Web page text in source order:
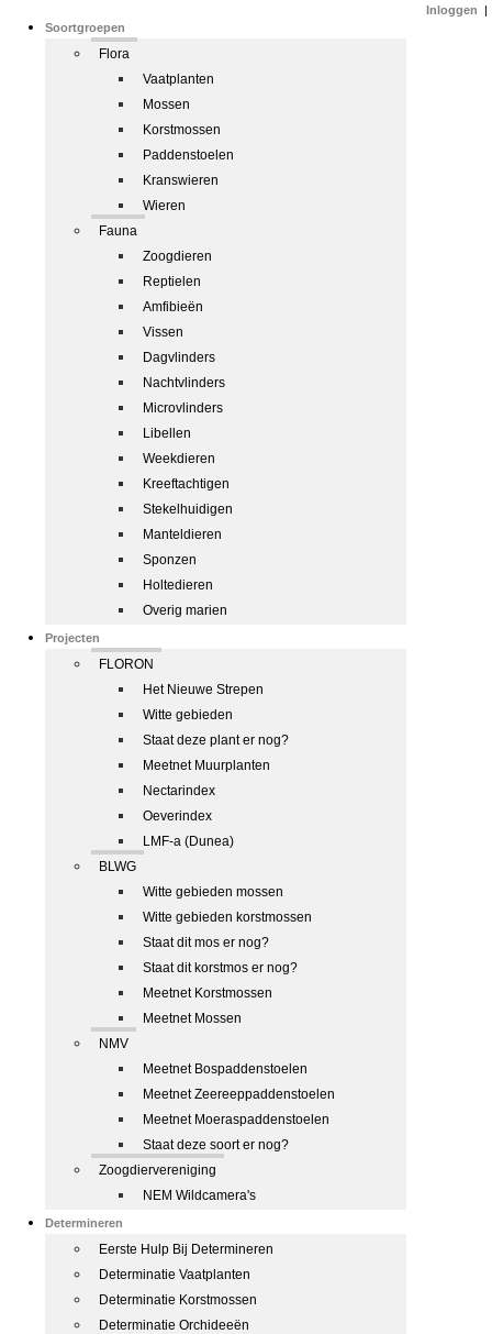
Soortgroepen
Flora
Vaatplanten
Mossen
Korstmossen
Paddenstoelen
Kranswieren
Wieren
Fauna
Zoogdieren
Reptielen
Amfibieën
Vissen
Dagvlinders
Nachtvlinders
Microvlinders
Libellen
Weekdieren
Kreeftachtigen
Stekelhuidigen
Manteldieren
Sponzen
Holtedieren
Overig marien
Projecten
FLORON
Het Nieuwe Strepen
Witte gebieden
Staat deze plant er nog?
Meetnet Muurplanten
Nectarindex
Oeverindex
LMF-a (Dunea)
BLWG
Witte gebieden mossen
Witte gebieden korstmossen
Staat dit mos er nog?
Staat dit korstmos er nog?
Meetnet Korstmossen
Meetnet Mossen
NMV
Meetnet Bospaddenstoelen
Meetnet Zeereeppaddenstoelen
Meetnet Moeraspaddenstoelen
Staat deze soort er nog?
Zoogdiervereniging
NEM Wildcamera's
Determineren
Eerste Hulp Bij Determineren
Determinatie Vaatplanten
Determinatie Korstmossen
Determinatie Orchideeën
Inloggen |